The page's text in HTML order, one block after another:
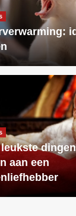
een
leukste
aan een